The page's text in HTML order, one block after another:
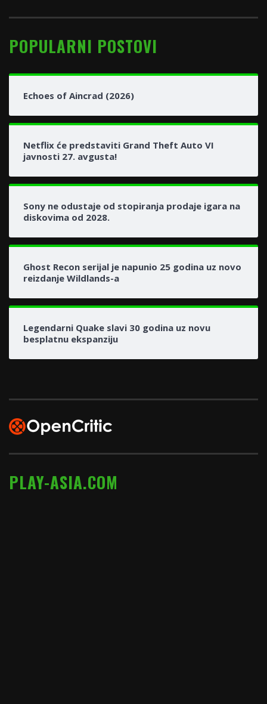
POPULARNI POSTOVI
Echoes of Aincrad (2026)
Netflix će predstaviti Grand Theft Auto VI
javnosti 27. avgusta!
Sony ne odustaje od stopiranja prodaje igara na
diskovima od 2028.
Ghost Recon serijal je napunio 25 godina uz novo
reizdanje Wildlands-a
Legendarni Quake slavi 30 godina uz novu
besplatnu ekspanziju
PLAY-ASIA.COM